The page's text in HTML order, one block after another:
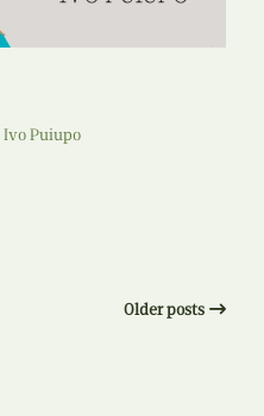
Ivo Puiupo
Older posts